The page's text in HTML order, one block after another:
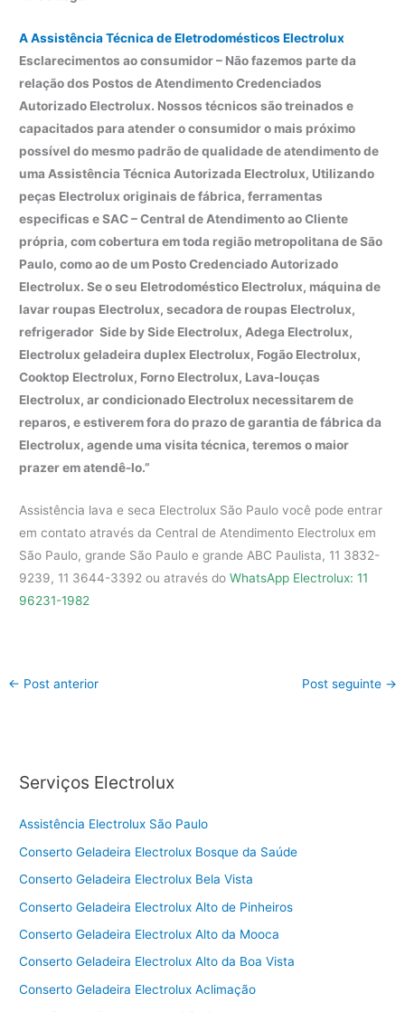
A Assistência Técnica de Eletrodomésticos Electrolux
Esclarecimentos ao consumidor – Não fazemos parte da
relação dos Postos de Atendimento Credenciados
Autorizado Electrolux. Nossos técnicos são treinados e
capacitados para atender o consumidor o mais próximo
possível do mesmo padrão de qualidade de atendimento de
uma Assistência Técnica Autorizada Electrolux, Utilizando
peças Electrolux originais de fábrica, ferramentas
especificas e SAC – Central de Atendimento ao Cliente
própria, com cobertura em toda região metropolitana de São
Paulo, como ao de um Posto Credenciado Autorizado
Electrolux. Se o seu Eletrodoméstico Electrolux, máquina de
lavar roupas Electrolux, secadora de roupas Electrolux,
refrigerador Side by Side Electrolux, Adega Electrolux,
Electrolux geladeira duplex Electrolux, Fogão Electrolux,
Cooktop Electrolux, Forno Electrolux, Lava-louças
Electrolux, ar condicionado Electrolux necessitarem de
reparos, e estiverem fora do prazo de garantia de fábrica da
Electrolux, agende uma visita técnica, teremos o maior
prazer em atendê-lo.”
Assistência lava e seca Electrolux São Paulo você pode entrar
em contato através da Central de Atendimento Electrolux em
São Paulo, grande São Paulo e grande ABC Paulista, 11 3832-
9239, 11 3644-3392 ou através doWhatsApp Electrolux: 11
96231-1982
← Post anterior Post seguinte →
Serviços Electrolux
Assistência Electrolux São Paulo
Conserto Geladeira Electrolux Bosque da Saúde
Conserto Geladeira Electrolux Bela Vista
Conserto Geladeira Electrolux Alto de Pinheiros
Conserto Geladeira Electrolux Alto da Mooca
Conserto Geladeira Electrolux Alto da Boa Vista
Conserto Geladeira Electrolux Aclimação